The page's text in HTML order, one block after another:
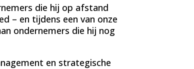
die hij op afstand
– en tijdens een van onze
ondernemers die hij nog
en strategische